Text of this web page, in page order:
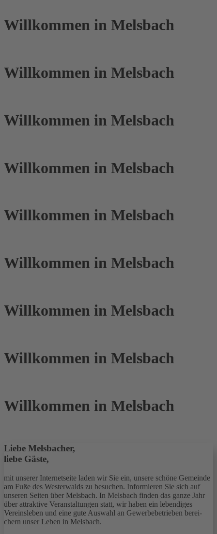
Willkommen in Melsbach
Willkommen in Melsbach
Willkommen in Melsbach
Willkommen in Melsbach
Willkommen in Melsbach
Willkommen in Melsbach
Willkommen in Melsbach
Willkommen in Melsbach
Willkommen in Melsbach
Liebe Melsbacher,
liebe Gäste,
mit unserer Internetseite laden wir Sie ein, unsere schöne Gemeinde
am Fuße des Westerwalds zu besuchen. Informieren Sie sich auf
unseren Seiten über Melsbach. In Melsbach finden das ganze Jahr
über attraktive Veranstaltungen statt, wir haben ein lebendiges
Vereinsleben und eine gute Auswahl an Ge­werbe­betrieben be­rei­
chern unser Leben in Melsbach.